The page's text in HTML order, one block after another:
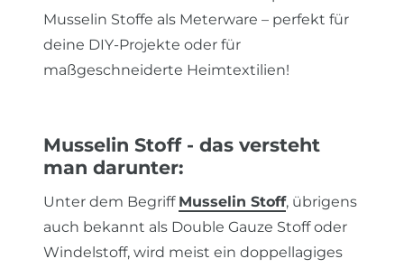
Musselin Stoffe als Meterware – perfekt für
deine DIY-Projekte oder für
maßgeschneiderte Heimtextilien!
Musselin Stoff - das versteht
man darunter:
Unter dem Begriff Musselin Stoff, übrigens
auch bekannt als Double Gauze Stoff oder
Windelstoff, wird meist ein doppellagiges